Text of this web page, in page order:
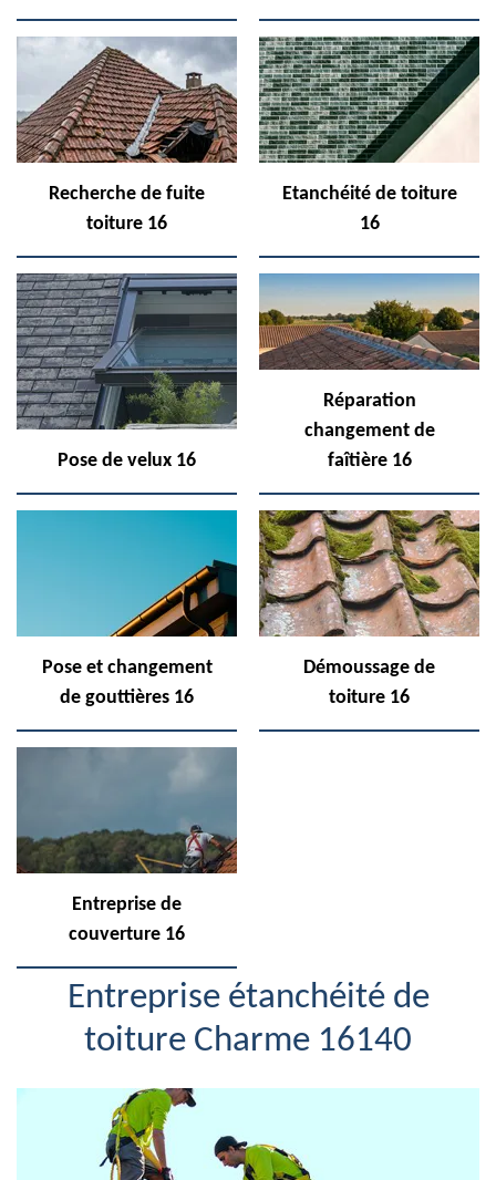
Recherche de fuite
toiture 16
Etanchéité de toiture
16
Pose de velux 16
Réparation
changement de
faîtière 16
Pose et changement
de gouttières 16
Démoussage de
toiture 16
Entreprise de
couverture 16
Entreprise étanchéité de
toiture Charme 16140